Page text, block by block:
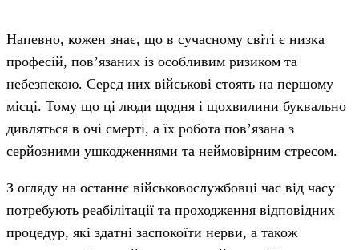
Напевно, кожен знає, що в сучасному світі є низка
професій, пов’язаних із особливим ризиком та
небезпекою. Серед них військові стоять на першому
місці. Тому що ці люди щодня і щохвилини буквально
дивляться в очі смерті, а їх робота пов’язана з
серйозними ушкодженнями та неймовірним стресом.
З огляду на останнє військовослужбовці час від часу
потребують реабілітації та проходження відповідних
процедур, які здатні заспокоїти нерви, а також